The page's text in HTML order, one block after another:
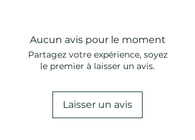
XS 29-32cm 2,00cm
41-46cm 3,00cm
Aucun avis pour le moment
Partagez votre expérience, soyez
le premier à laisser un avis.
Laisser un avis